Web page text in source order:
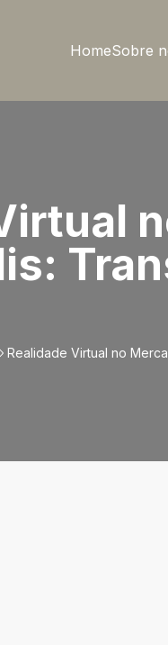
HomeSobre
Realidade Virtual no